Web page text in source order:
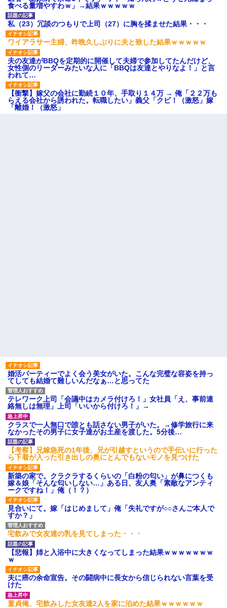
食べる量増やすわｗ」→結果ｗｗｗｗｗ
私（23）冗談のつもりで上司（27）に胸を揉ませた結果・・・
ワイアラサー主婦、昨晩久しぶりに夫と致した結果ｗｗｗｗｗ
夫の友達がBBQを定期的に開催して夫婦で参加してたんだけど、
女性側のリーダーみたいな人に「BBQは友達とやりなよ！」と言
われて…
【衝撃】嫁父の会社に勤続１０年、手取り１４万 → 俺「２２万も
らえる会社から誘われた。転職したい」義父「クビ！（激怒」嫁
「離婚！（激怒」
婚活パーティーでよく会う美女がいた。こんな完璧な容姿を持っ
てしても結婚て難しいんだなぁ…と思ってた
テレワーク上司「会議中はカメラ付けろ！」女社員「え、事前連
絡無しは無理」上司「いいから付けろ！」→
クラスで一人無口で誰とも話さない男子がいた。→修学旅行に来
なかったその男子に女子達がお土産を渡した。5分後…
【考察】兄嫁急死の1年後、兄が引越すというので手伝いに行った
ら下着が入った引き出しの奥にとんでもないモノを見つけた
新築の家で。クラクラするくらいの「白粉の匂い」が鼻につくも
嫁＆娘「そんな匂いしない…」ある日、友人奥「素敵なアンティ
ークですね！」俺（！？）
見合いにて。嫁「はじめまして」俺「失礼ですが○○さんご本人で
すか？」
宅飲みで女友達の乳を見てしまった・・・
【悲報】姉と入浴中に大きくなってしまった結果ｗｗｗｗｗｗｗ
ｗ
夫に癌の余命宣告。その闘病中に長女から信じられない言葉を受
けた
童貞俺、宅飲みした女友達2人を家に泊めた結果ｗｗｗｗｗｗ